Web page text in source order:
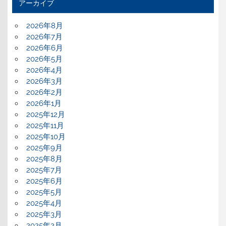
アーカイブ
2026年8月
2026年7月
2026年6月
2026年5月
2026年4月
2026年3月
2026年2月
2026年1月
2025年12月
2025年11月
2025年10月
2025年9月
2025年8月
2025年7月
2025年6月
2025年5月
2025年4月
2025年3月